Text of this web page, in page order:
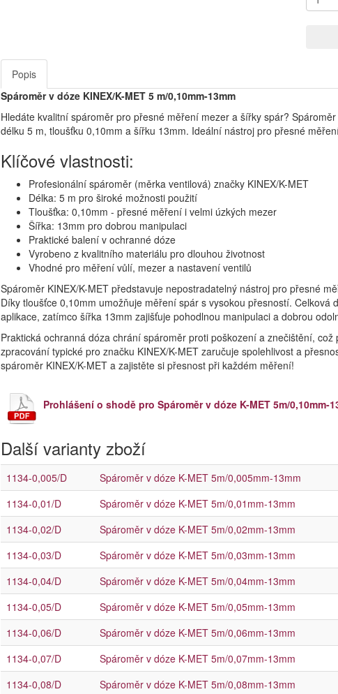
Popis
Spároměr v dóze KINEX/K-MET 5 m/0,10mm-13mm
Hledáte kvalitní spároměr pro přesné měření mezer a šířky spár?
délku 5 m, tloušťku 0,10mm a šířku 13mm. Ideální nástroj pro přesné
Klíčové vlastnosti:
Profesionální spároměr (měrka ventilová) značky KINEX/K-MET
Délka: 5 m pro široké možnosti použití
Tloušťka: 0,10mm - přesné měření i velmi úzkých mezer
Šířka: 13mm pro dobrou manipulaci
Praktické balení v ochranné dóze
Vyrobeno z kvalitního materiálu pro dlouhou životnost
Vhodné pro měření vůlí, mezer a nastavení ventilů
Spároměr KINEX/K-MET představuje nepostradatelný nástroj pro přesné
Díky tloušťce 0,10mm umožňuje měření spár s vysokou přesností.
aplikace, zatímco šířka 13mm zajišťuje pohodlnou manipulaci a dobrou
Praktická ochranná dóza chrání spároměr proti poškození a znečištění,
zpracování typické pro značku KINEX/K-MET zaručuje spolehlivost a
spároměr KINEX/K-MET a zajistěte si přesnost při každém měření!
Prohlášení o shodě pro Spároměr v dóze K-MET 5m/0,10mm-
Další varianty zboží
1134-0,005/D Spároměr v dóze K-MET 5m/0,005mm-13mm
1134-0,01/D
Spároměr v dóze K-MET 5m/0,01mm-13mm
1134-0,02/D
Spároměr v dóze K-MET 5m/0,02mm-13mm
1134-0,03/D
Spároměr v dóze K-MET 5m/0,03mm-13mm
1134-0,04/D
Spároměr v dóze K-MET 5m/0,04mm-13mm
1134-0,05/D
Spároměr v dóze K-MET 5m/0,05mm-13mm
1134-0,06/D
Spároměr v dóze K-MET 5m/0,06mm-13mm
1134-0,07/D
Spároměr v dóze K-MET 5m/0,07mm-13mm
1134-0,08/D
Spároměr v dóze K-MET 5m/0,08mm-13mm